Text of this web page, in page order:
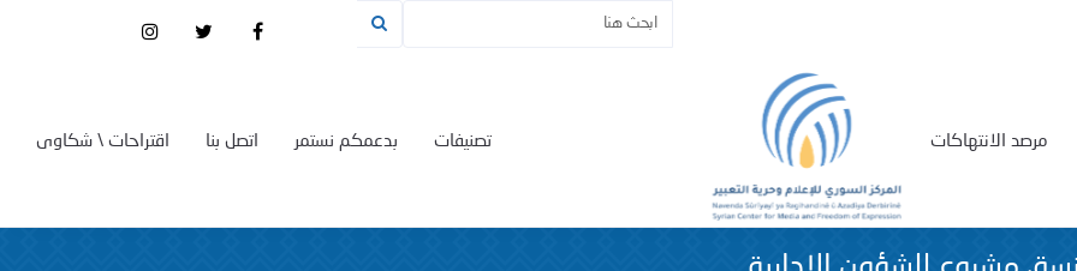
اقتراحات \ شكاوى اتصل بنا بدعمكم نستمر تصنيفات مرصد الانتهاكات